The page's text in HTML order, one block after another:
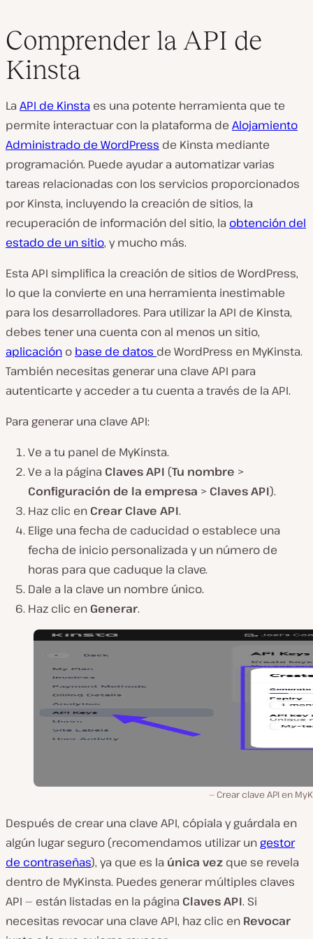
Comprender la API de
Kinsta
La API de Kinsta es una potente herramienta que te
permite interactuar con la plataforma de Alojamiento
Administrado de WordPress de Kinsta mediante
programación. Puede ayudar a automatizar varias
tareas relacionadas con los servicios proporcionados
por Kinsta, incluyendo la creación de sitios, la
recuperación de información del sitio, la obtención del
estado de un sitio, y mucho más.
Esta API simplifica la creación de sitios de WordPress,
lo que la convierte en una herramienta inestimable
para los desarrolladores. Para utilizar la API de Kinsta,
debes tener una cuenta con al menos un sitio,
aplicación o base de datos de WordPress en MyKinsta.
También necesitas generar una clave API para
autenticarte y acceder a tu cuenta a través de la API.
Para generar una clave API:
Ve a tu panel de MyKinsta.
Ve a la página Claves API (Tu nombre >
Configuración de la empresa > Claves API).
Haz clic en Crear Clave API.
Elige una fecha de caducidad o establece una
fecha de inicio personalizada y un número de
horas para que caduque la clave.
Dale a la clave un nombre único.
Haz clic en Generar.
Crear clave API en
Después de crear una clave API, cópiala y guárdala en
algún lugar seguro (recomendamos utilizar ungestor
de contraseñas), ya que es la única vez que se revela
dentro de MyKinsta. Puedes generar múltiples claves
API — están listadas en la página Claves API. Si
necesitas revocar una clave API, haz clic en Revocar